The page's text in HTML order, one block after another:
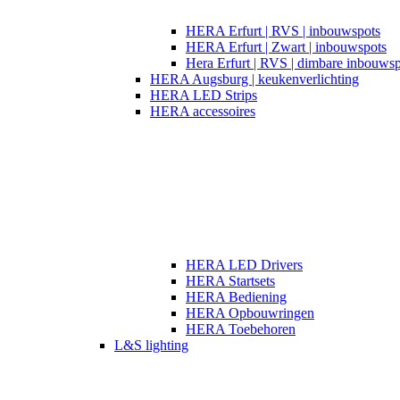
HERA Erfurt | RVS | inbouwspots
HERA Erfurt | Zwart | inbouwspots
Hera Erfurt | RVS | dimbare
HERA Augsburg | keukenverlichting
HERA LED Strips
HERA accessoires
HERA LED Drivers
HERA Startsets
HERA Bediening
HERA Opbouwringen
HERA Toebehoren
L&S lighting